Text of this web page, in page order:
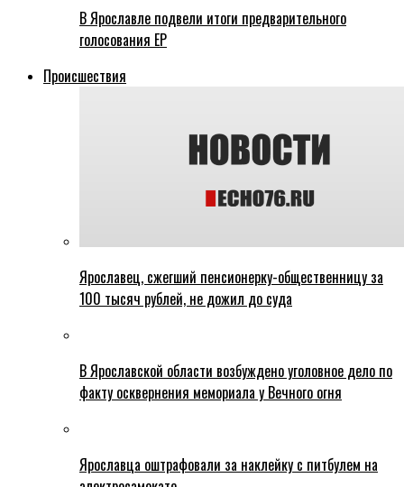
В Ярославле подвели итоги предварительного
голосования ЕР
Происшествия
Ярославец, сжегший пенсионерку-общественницу за
100 тысяч рублей, не дожил до суда
В Ярославской области возбуждено уголовное дело по
факту осквернения мемориала у Вечного огня
Ярославца оштрафовали за наклейку с питбулем на